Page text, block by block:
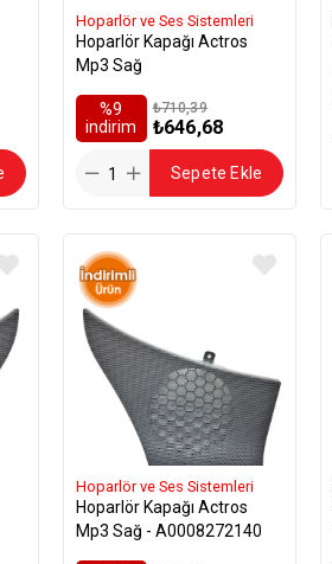
Hoparlör ve Ses Sistemleri
Hoparlör Kapağı Actros
Mp3 Sağ
%9
i̇ndirim
₺646,68
₺710,39
Sepete Ekle
Hoparlör ve Ses Sistemleri
Hoparlör Kapağı Actros
Mp3 Sağ - A0008272140